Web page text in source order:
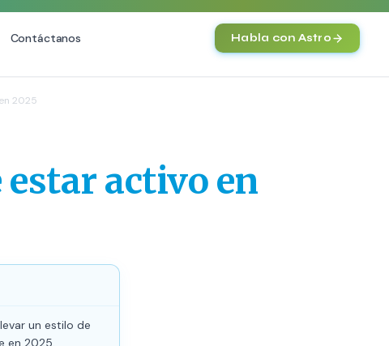
Contáctanos Habla con Astro
Avanzado
E-commerce
Chatbot Multicanal
Automatización Inteligente
2025
estar activo en
un estilo de
en 2025,